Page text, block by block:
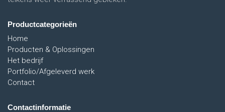
Productcategorieën
Home
Producten & Oplossingen
Het bedrijf
Portfolio/Afgeleverd werk
Contact
Contactinformatie